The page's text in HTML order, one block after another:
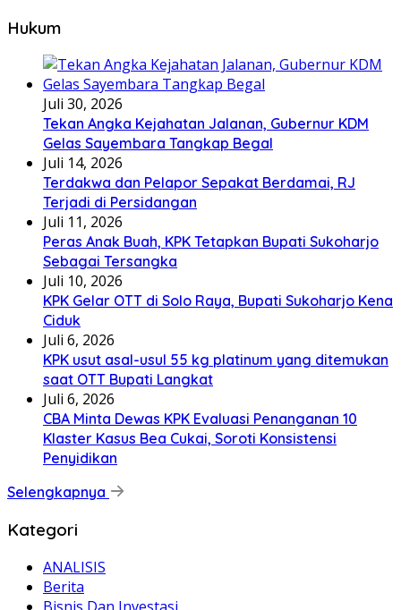
Hukum
Juli 30, 2026
Tekan Angka Kejahatan Jalanan, Gubernur KDM
Gelas Sayembara Tangkap Begal
Juli 14, 2026
Terdakwa dan Pelapor Sepakat Berdamai, RJ
Terjadi di Persidangan
Juli 11, 2026
Peras Anak Buah, KPK Tetapkan Bupati Sukoharjo
Sebagai Tersangka
Juli 10, 2026
KPK Gelar OTT di Solo Raya, Bupati Sukoharjo Kena
Ciduk
Juli 6, 2026
KPK usut asal-usul 55 kg platinum yang ditemukan
saat OTT Bupati Langkat
Juli 6, 2026
CBA Minta Dewas KPK Evaluasi Penanganan 10
Klaster Kasus Bea Cukai, Soroti Konsistensi
Penyidikan
Selengkapnya
Kategori
ANALISIS
Berita